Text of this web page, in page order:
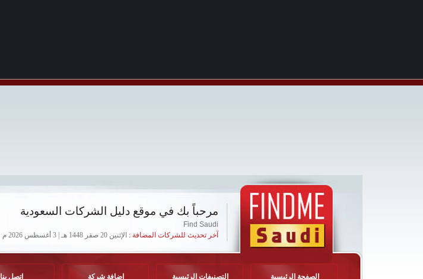
مرحباً بك في موقع دليل الشركات السعودية
Find Saudi
آخر تحديث للشركات المضافة : الإثنين 20 صفر 1448 هـ | 3 أغسطس 2026 م
الصفحة الرئيسية التصنيفات الرئيسية إضافة شركة اتصل بنا